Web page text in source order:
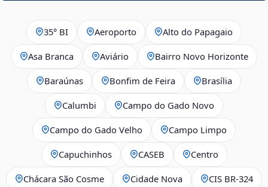
35° BI Aeroporto Alto do Papagaio
Asa Branca Aviário Bairro Novo Horizonte
Baraúnas Bonfim de Feira Brasília
Calumbi Campo do Gado Novo
Campo do Gado Velho Campo Limpo
Capuchinhos CASEB Centro
Chácara São Cosme Cidade Nova CIS BR‑324